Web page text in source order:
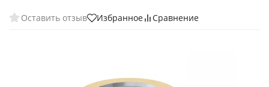
Оставить отзыв Избранное Сравнение